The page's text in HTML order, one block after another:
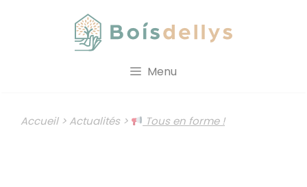
Menu
Accueil> Actualités> Tous en forme !